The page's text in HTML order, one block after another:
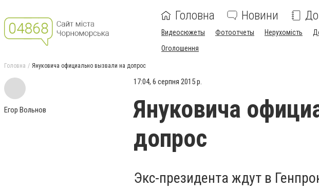
Головна Новини
Видеосюжеты Фотоотчеты Нерухомість
Оголошення
Головна Януковича официально вызвали на допрос
Егор Вольнов
17:04, 6 серпня 2015 р.
Януковича
допрос
Экс-президента ждут в